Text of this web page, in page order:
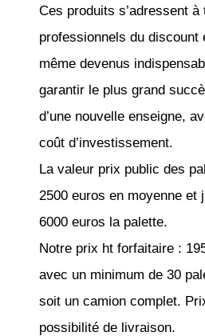
Ces produits s’adressent à
professionnels du discount
même devenus
garantir le plus grand
d’une nouvelle enseigne,
coût d’investissement.
La valeur prix public des
2500 euros en moyenne et
6000 euros la palette.
Notre prix ht forfaitaire :
avec un minimum de 30
soit un camion complet.
possibilité de livraison.